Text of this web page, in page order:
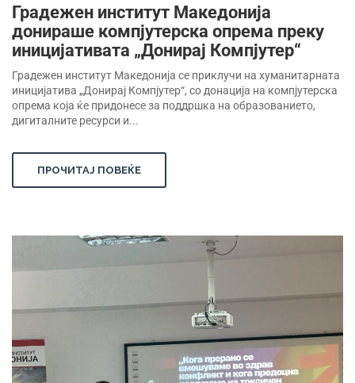
Градежен институт Македонија
донираше компјутерска опрема преку
иницијативата „Донирај Компјутер“
Градежен институт Македонија се приклучи на хуманитарната
иницијатива „Донирај Компјутер“, со донација на компјутерска
опрема која ќе придонесе за поддршка на образованието,
дигиталните ресурси и...
ПРОЧИТАЈ ПОВЕЌЕ